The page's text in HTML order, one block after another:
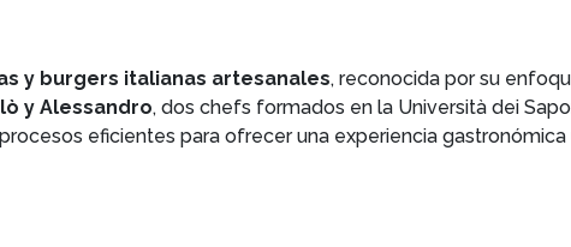
y burgers italianas artesanales, reconocida por su
y Alessandro, dos chefs formados en la Università dei
eficientes para ofrecer una experiencia gastronómica